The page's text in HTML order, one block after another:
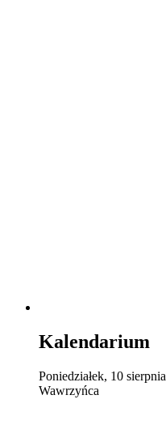
Kalendarium
Poniedziałek, 10 sierpnia
Wawrzyńca